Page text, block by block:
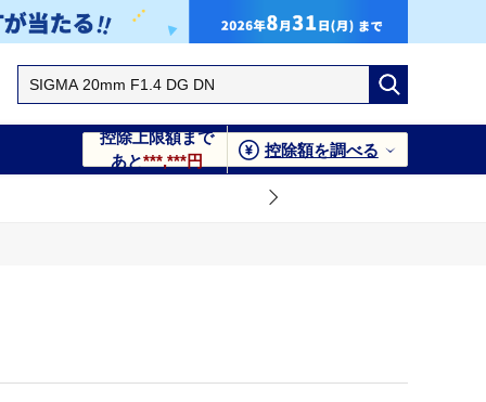
控除上限額まで
あと***,***円
控除額を調べる